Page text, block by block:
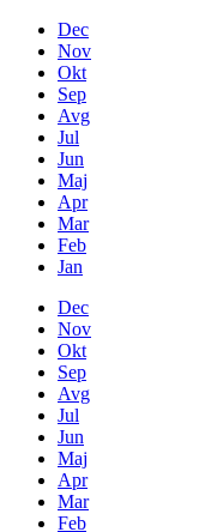
Dec
Nov
Okt
Sep
Avg
Jul
Jun
Maj
Apr
Mar
Feb
Jan
Dec
Nov
Okt
Sep
Avg
Jul
Jun
Maj
Apr
Mar
Feb